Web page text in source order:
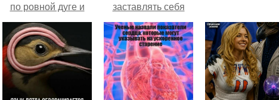
по ровной дуге и
точно попадает в
отверстие нижней
трубы.
заставлять себя
больше ходить
пешком.